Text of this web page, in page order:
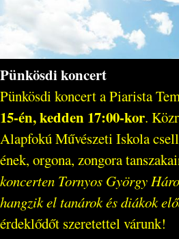
Pünkösdi koncert
Pünkösdi koncert a Piarista
15-én, kedden 17:00-kor.
Alapfokú Művészeti Iskola
ének, orgona, zongora
koncerten Tornyos György
hangzik el tanárok és diákok
érdeklődőt szeretettel várunk!